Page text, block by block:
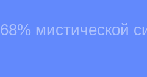
мистической